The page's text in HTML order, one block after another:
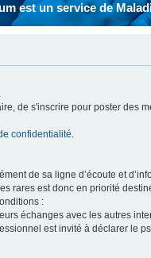
est un service de
de s'inscrire pour poster des
confidentialité.
de sa ligne d’écoute et
rares est donc en priorité
:
échanges avec les autres
est invité à déclarer le